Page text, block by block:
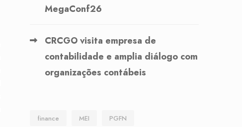
MegaConf26
CRCGO visita empresa de
contabilidade e amplia diálogo com
organizações contábeis
finance MEI PGFN